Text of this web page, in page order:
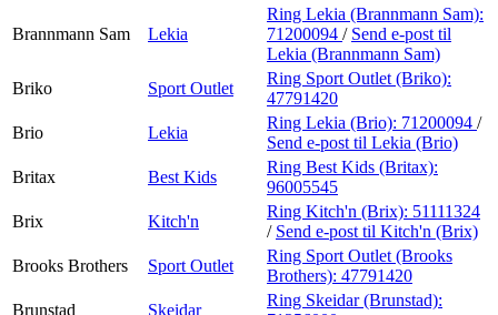
Brannmann Sam Lekia
Ring Lekia (Brannmann Sam):
71200094 / Send e-post til
Lekia (Brannmann Sam)
Briko
Sport Outlet
Ring Sport Outlet (Briko):
47791420
Brio
Lekia
Ring Lekia (Brio): 71200094 /
Send e-post til Lekia (Brio)
Britax
Best Kids
Ring Best Kids (Britax):
96005545
Brix
Kitch'n
Ring Kitch'n (Brix): 51111324
/ Send e-post til Kitch'n (Brix)
Brooks Brothers
Sport Outlet
Ring Sport Outlet (Brooks
Brothers): 47791420
Brunstad
Skeidar
Ring Skeidar (Brunstad):